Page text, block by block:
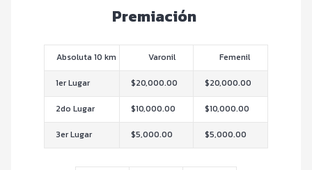
Premiación
Absoluta 10 km Varonil Femenil
1er Lugar $20,000.00 $20,000.00
2do Lugar $10,000.00 $10,000.00
3er Lugar $5,000.00 $5,000.00